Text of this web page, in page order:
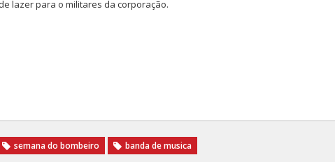
lazer para o militares da corporação.
semana do bombeiro banda de musica